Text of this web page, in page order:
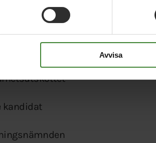
Avvisa
Vi kommer aldrig sluta
sitter vi runt förhandlingsborden
Därför slutar vi aldrig att
kandidat